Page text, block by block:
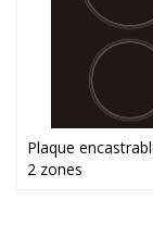
Plaque
2 zones